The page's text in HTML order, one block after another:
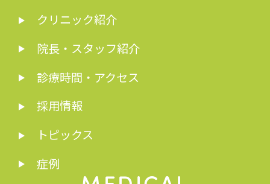
クリニック紹介
院長・スタッフ紹介
診療時間・アクセス
採用情報
トピックス
症例